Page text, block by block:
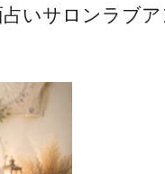
いサロンラブ